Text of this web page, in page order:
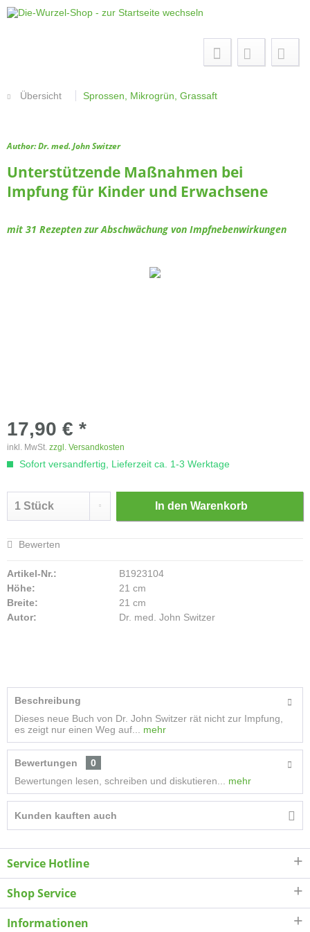
Übersicht Sprossen, Mikrogrün, Grassaft
Author: Dr. med. John Switzer
Unterstützende Maßnahmen bei
Impfung für Kinder und Erwachsene
mit 31 Rezepten zur Abschwächung von Impfnebenwirkungen
17,90 € *
inkl. MwSt. zzgl. Versandkosten
Sofort versandfertig, Lieferzeit ca. 1-3 Werktage
In den Warenkorb
Bewerten
Artikel-Nr.:
B1923104
Höhe:
21 cm
Breite:
21 cm
Autor:
Dr. med. John Switzer
Beschreibung
Dieses neue Buch von Dr. John Switzer rät nicht zur Impfung,
es zeigt nur einen Weg auf...
mehr
Bewertungen
0
Bewertungen lesen, schreiben und diskutieren...
mehr
Kunden kauften auch
Service Hotline
Shop Service
Informationen